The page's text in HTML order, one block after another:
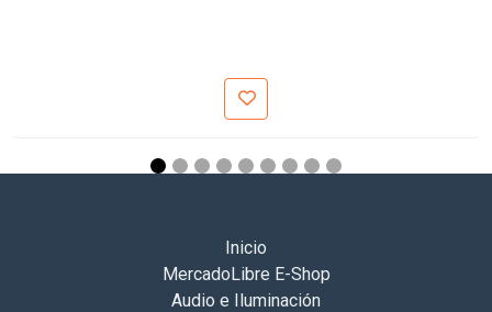
Inicio
MercadoLibre E-Shop
Audio e Iluminación